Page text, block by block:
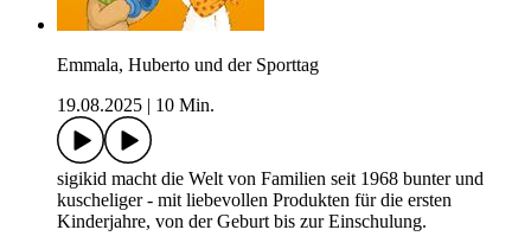
Emmala, Huberto und der Sporttag
19.08.2025
10 Min.
sigikid macht die Welt von Familien seit 1968 bunter und
kuscheliger - mit liebevollen Produkten für die ersten
Kinderjahre, von der Geburt bis zur Einschulung.